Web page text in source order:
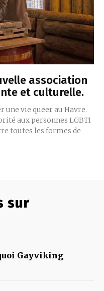
association
et culturelle.
une vie queer au Havre.
aux personnes LGBTI
toutes les formes de
sur
Gayviking